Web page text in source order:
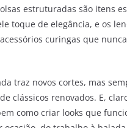
estruturadas são itens
toque de elegância, e os
curingas que
traz novos cortes, mas
clássicos renovados. E,
como criar looks que